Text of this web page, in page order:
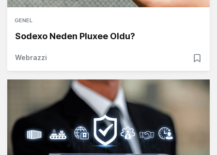
GENEL
Sodexo Neden Pluxee Oldu?
Webrazzi